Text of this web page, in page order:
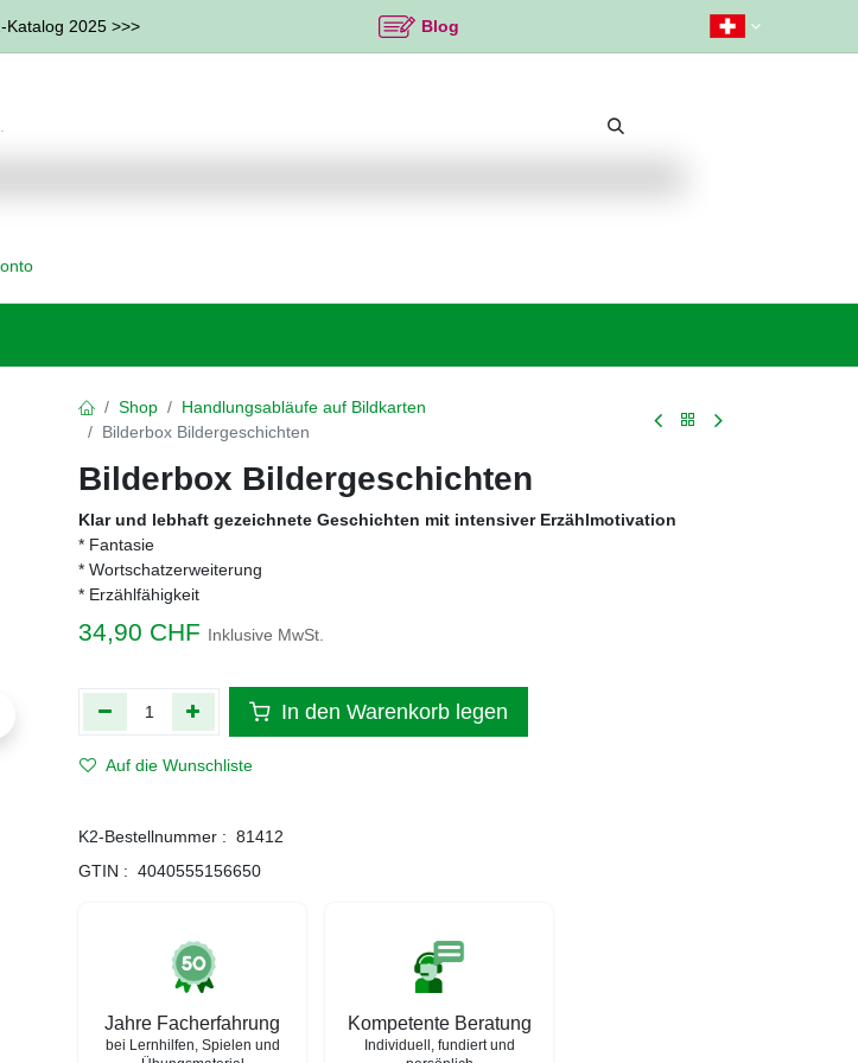
Katalog 2025 >>> Blog
Shop
Handlungsabläufe auf Bildkarten
Bilderbox Bildergeschichten
Bilderbox Bildergeschichten
Klar und lebhaft gezeichnete Geschichten mit intensiver Erzählmotivation
* Fantasie
* Wortschatzerweiterung
* Erzählfähigkeit
34,90 CHF Inklusive MwSt.
In den Warenkorb legen
Auf die Wunschliste
K2-Bestellnummer : 81412
GTIN : 4040555156650
Jahre Facherfahrung
bei Lernhilfen, Spielen und
Kompetente Beratung
Individuell, fundiert und